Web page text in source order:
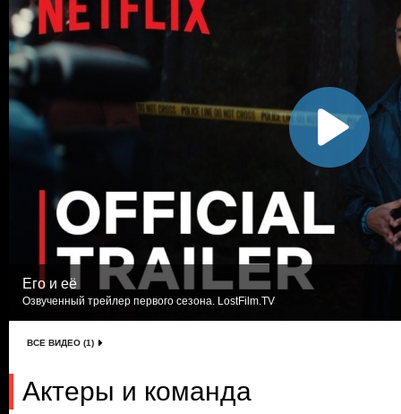
Его и её
Озвученный трейлер первого сезона. LostFilm.TV
ВСЕ ВИДЕО (1)
Актеры и команда